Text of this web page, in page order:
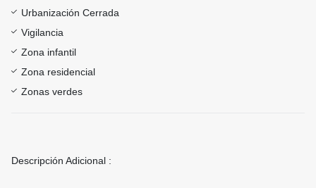
Urbanización Cerrada
Vigilancia
Zona infantil
Zona residencial
Zonas verdes
Descripción Adicional :